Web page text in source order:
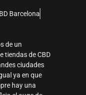
Barcelona
de un
tiendas de CBD
ciudades
ya en que
hay una